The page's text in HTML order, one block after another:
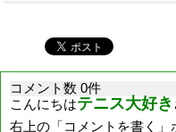
コメント数 0件
こんにちはテニス大好き
右上の「コメントを書く